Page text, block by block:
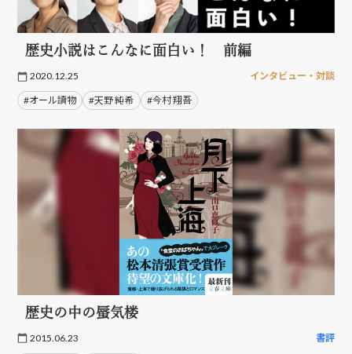
歴史小説はこんなに面白い！ 前編
2020.12.25 インタビュー・対談
#オール讀物 #天野 純希 #今村 翔吾
歴史の中の蜃気楼
2015.06.23 書評